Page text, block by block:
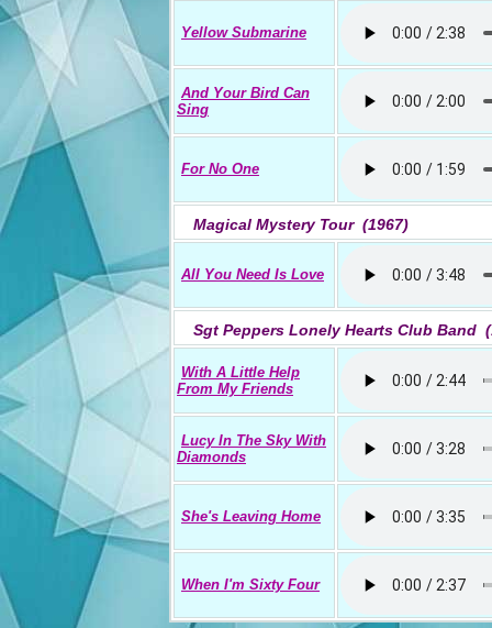
Yellow Submarine
And Your Bird Can
Sing
For No One
Magical Mystery Tour (1967)
All You Need Is Love
Sgt Peppers Lonely Hearts Club Band
With A Little Help
From My Friends
Lucy In The Sky With
Diamonds
She's Leaving Home
When I'm Sixty Four